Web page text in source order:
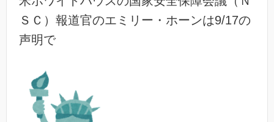
ＳＣ）報道官のエミリー・ホーンは9/17の
声明で